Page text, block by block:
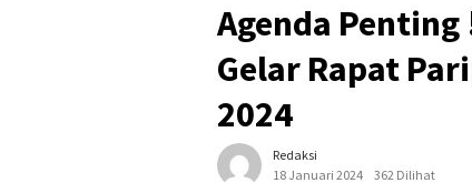
Agenda Penting
Gelar Rapat
2024
Redaksi
18 Januari 2024
362 Dilihat